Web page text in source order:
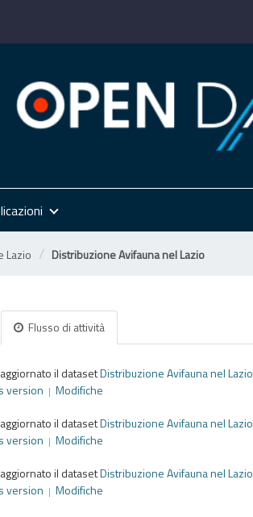
Lazio Distribuzione Avifauna nel Lazio
Flusso di attività
il datasetDistribuzione Avifauna nel Lazio
version | Modifiche
il datasetDistribuzione Avifauna nel Lazio
version | Modifiche
il datasetDistribuzione Avifauna nel Lazio
version | Modifiche